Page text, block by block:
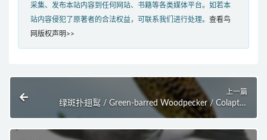
采集、发布本站内容到任何网站、书籍等各类媒体平台。如若本
站内容侵犯了原著者的合法权益，可联系我们进行处理。 查看鸟
网版权声明>>
上一篇
绿斑扑翅䴕 / Green-barred Woodpecker / Colaptes
melanochloros